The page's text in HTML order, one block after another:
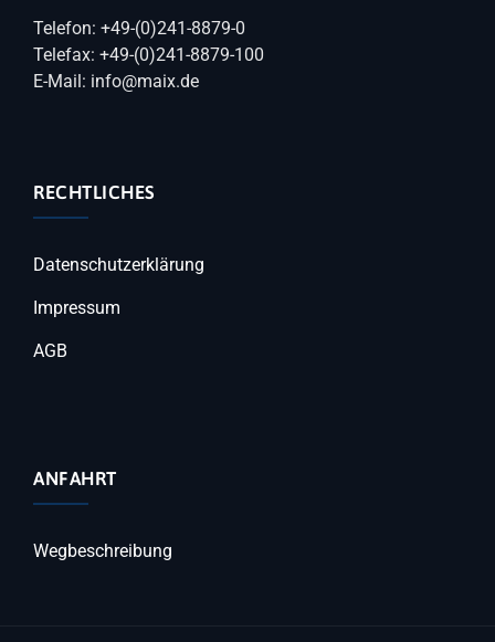
Telefon: +49-(0)241-8879-0
Telefax: +49-(0)241-8879-100
E-Mail: info@maix.de
RECHTLICHES
Datenschutzerklärung
Impressum
AGB
ANFAHRT
Wegbeschreibung